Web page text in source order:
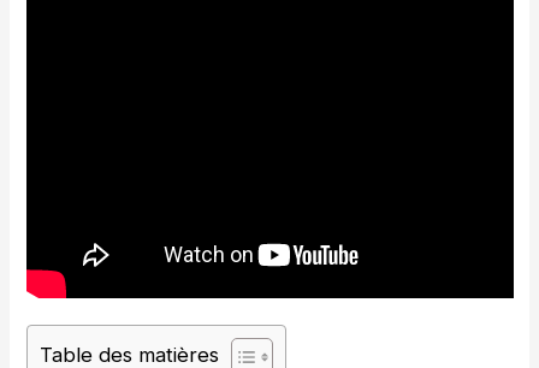
Table des matières